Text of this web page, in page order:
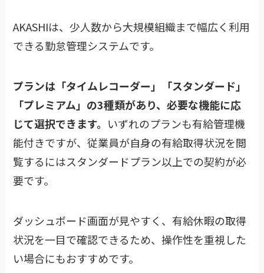
AKASHIは、少人数から大規模組織まで幅広く利用
できる勤怠管理システムです。
プランは「タイムレコーダー」「スタンダード」
「プレミアム」の3種類があり、必要な機能に応
じて選択できます。 いずれのプランも有給管理機
能付きですが、従業員が自身の有給取得状況を閲
覧するにはスタンダードプラン以上での契約が必
要です。
ダッシュボード画面が見やすく、有給休暇の取得
状況を一目で確認できるため、操作性を重視した
い場合にもおすすめです。